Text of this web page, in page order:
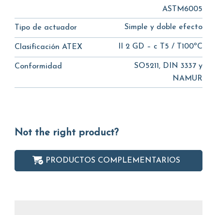
ASTM6005
Tipo de actuador Simple y doble efecto
Clasificación ATEX II 2 GD – c T5 / T100ºC
Conformidad
SO5211, DIN 3337 y
NAMUR
Not the right product?
PRODUCTOS COMPLEMENTARIOS